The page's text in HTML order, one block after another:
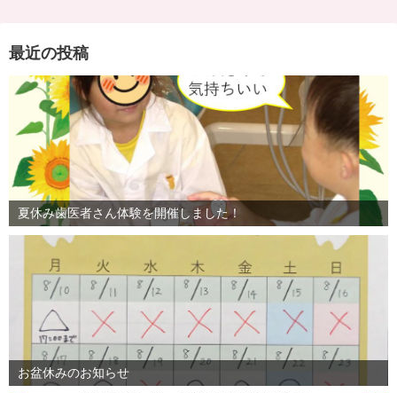
最近の投稿
夏休み歯医者さん体験を開催しました！
お盆休みのお知らせ